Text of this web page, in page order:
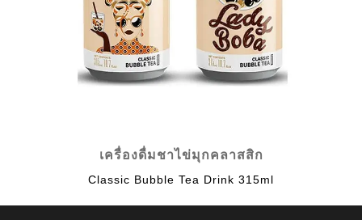
เครื่องดื่มชาไข่มุกคลาสสิก
Classic Bubble Tea Drink 315ml